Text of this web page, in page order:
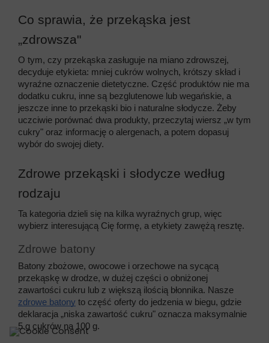
Co sprawia, że przekąska jest
„zdrowsza"
O tym, czy przekąska zasługuje na miano zdrowszej,
decyduje etykieta: mniej cukrów wolnych, krótszy skład i
wyraźne oznaczenie dietetyczne. Część produktów nie ma
dodatku cukru, inne są bezglutenowe lub wegańskie, a
jeszcze inne to przekąski bio i naturalne słodycze. Żeby
uczciwie porównać dwa produkty, przeczytaj wiersz „w tym
cukry" oraz informację o alergenach, a potem dopasuj
wybór do swojej diety.
Zdrowe przekąski i słodycze według
rodzaju
Ta kategoria dzieli się na kilka wyraźnych grup, więc
wybierz interesującą Cię formę, a etykiety zawężą resztę.
Zdrowe batony
Batony zbożowe, owocowe i orzechowe na sycącą
przekąskę w drodze, w dużej części o obniżonej
zdrowe batony to część oferty do jedzenia w biegu, gdzie
deklaracja „niska zawartość cukru" oznacza maksymalnie
5 g cukrów na 100 g.